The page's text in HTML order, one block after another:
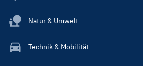
Natur & Umwelt
Technik & Mobilität